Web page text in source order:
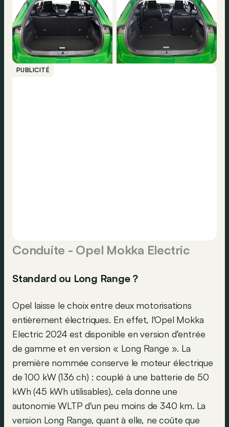
PUBLICITÉ
Conduite - Opel Mokka Electric
Standard ou Long Range ?
Opel laisse le choix entre deux motorisations
entièrement électriques. En effet, l'Opel Mokka
Electric 2024 est disponible en version d'entrée
de gamme et en version « Long Range ». La
première nommée conserve le moteur électrique
de 100 kW (136 ch) : couplé à une batterie de 50
kWh (45 kWh utilisables), cela donne une
autonomie WLTP d'un peu moins de 340 km. La
version Long Range, quant à elle, ne coûte que